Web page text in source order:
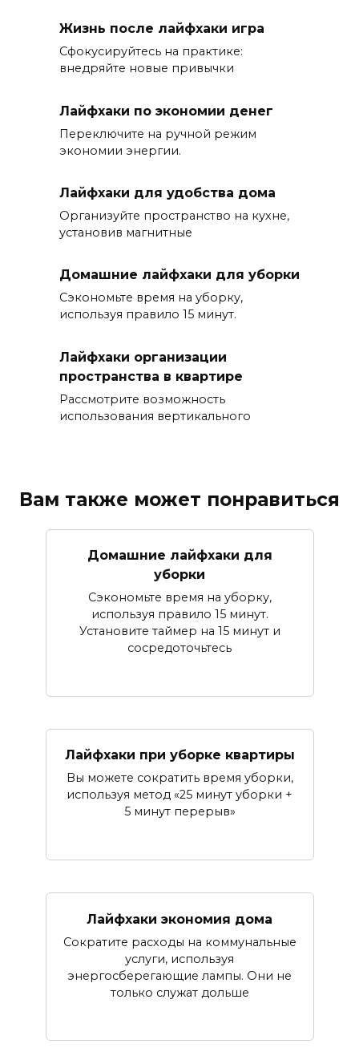
Жизнь после лайфхаки игра
Сфокусируйтесь на практике:
внедряйте новые привычки
Лайфхаки по экономии денег
Переключите на ручной режим
экономии энергии.
Лайфхаки для удобства дома
Организуйте пространство на кухне,
установив магнитные
Домашние лайфхаки для уборки
Сэкономьте время на уборку,
используя правило 15 минут.
Лайфхаки организации
пространства в квартире
Рассмотрите возможность
использования вертикального
Вам также может понравиться
Домашние лайфхаки для
уборки
Сэкономьте время на уборку,
используя правило 15 минут.
Установите таймер на 15 минут и
сосредоточьтесь
Лайфхаки при уборке квартиры
Вы можете сократить время уборки,
используя метод «25 минут уборки +
5 минут перерыв»
Лайфхаки экономия дома
Сократите расходы на коммунальные
услуги, используя
энергосберегающие лампы. Они не
только служат дольше